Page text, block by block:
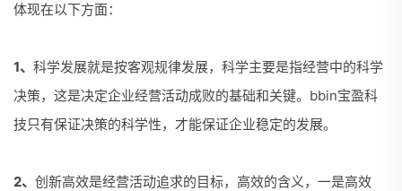
体现在以下方面：
1、 科学发展就是按客观规律发展，科学主要是指经营中的科学
决策，这是决定企业经营活动成败的基础和关键。bbin宝盈科
技只有保证决策的科学性，才能保证企业稳定的发展。
2、 创新高效是经营活动追求的目标，高效的含义，一是高效